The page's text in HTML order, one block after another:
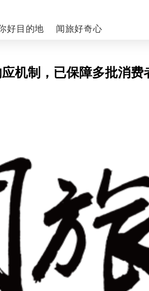
好目的地 闻旅好奇心
机制，已保障多批消费